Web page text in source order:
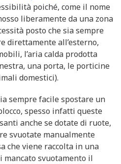
poiché, come il nome
liberamente da una zona
posto che sia sempre
direttamente all’esterno,
l’aria calda prodotta
una porta, le porticine
domestici).
sempre facile spostare un
spesso infatti queste
anche se dotate di ruote,
svuotate manualmente
che viene raccolta in una
mancato svuotamento il